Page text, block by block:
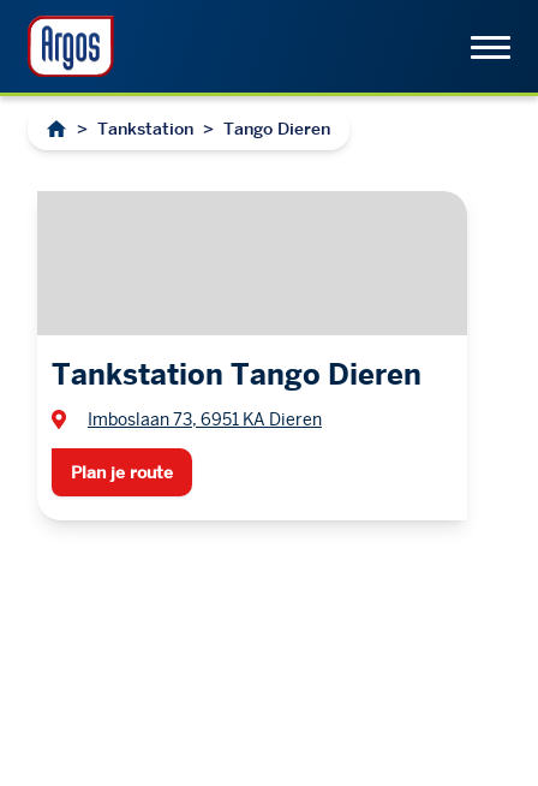
> Tankstation > Tango Dieren
Tankstation Tango Dieren
Imboslaan 73, 6951 KA Dieren
Plan je route